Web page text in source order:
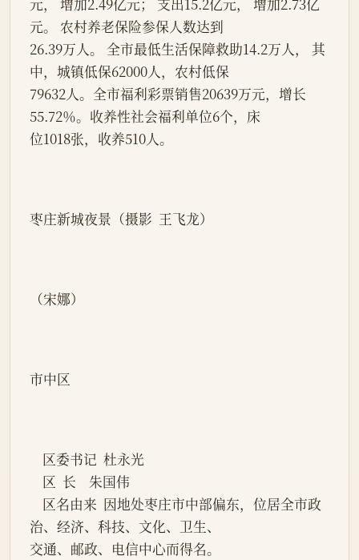
元， 增加2.49亿元； 支出15.2亿元， 增加2.73亿
元。 农村养老保险参保人数达到
26.39万人。 全市最低生活保障救助14.2万人， 其
中，城镇低保62000人，农村低保
79632人。全市福利彩票销售20639万元，增长
55.72％。收养性社会福利单位6个，床
位1018张，收养510人。
枣庄新城夜景（摄影  王飞龙）
（宋娜）
市中区
    区委书记  杜永光
    区  长    朱国伟
治、经济、科技、文化、卫生、
交通、邮政、电信中心而得名。